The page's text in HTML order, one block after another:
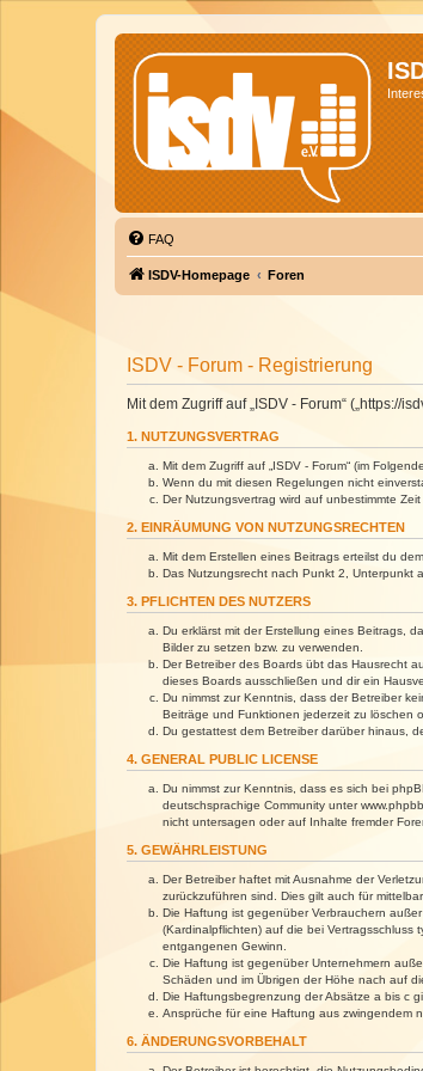
FAQ
ISDV-Homepage Foren
ISDV - Forum - Registrierung
Mit dem Zugriff auf „ISDV - Forum“ („https://
1. NUTZUNGSVERTRAG
Mit dem Zugriff auf „ISDV - Forum“ (im
Wenn du mit diesen Regelungen nicht
Der Nutzungsvertrag wird auf unbestimmte
2. EINRÄUMUNG VON NUTZUNGSRECHTEN
Mit dem Erstellen eines Beitrags erteilst du
Das Nutzungsrecht nach Punkt 2, Unterpunkt
3. PFLICHTEN DES NUTZERS
Du erklärst mit der Erstellung eines Beitrags,
Bilder zu setzen bzw. zu verwenden.
Der Betreiber des Boards übt das Hausrecht
dieses Boards ausschließen und dir ein
Du nimmst zur Kenntnis, dass der Betreiber
Beiträge und Funktionen jederzeit zu löschen
Du gestattest dem Betreiber darüber hinaus,
4. GENERAL PUBLIC LICENSE
Du nimmst zur Kenntnis, dass es sich bei
deutschsprachige Community unter
nicht untersagen oder auf Inhalte fremder
5. GEWÄHRLEISTUNG
Der Betreiber haftet mit Ausnahme der
zurückzuführen sind. Dies gilt auch für
Die Haftung ist gegenüber Verbrauchern
(Kardinalpflichten) auf die bei
entgangenen Gewinn.
Die Haftung ist gegenüber Unternehmern
Schäden und im Übrigen der Höhe nach auf
Die Haftungsbegrenzung der Absätze a bis c
Ansprüche für eine Haftung aus zwingendem
6. ÄNDERUNGSVORBEHALT